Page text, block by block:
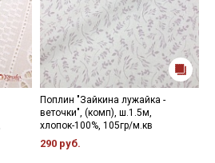
Поплин "Зайкина лужайка -
веточки", (комп), ш.1.5м,
хлопок-100%, 105гр/м.кв
290 руб.